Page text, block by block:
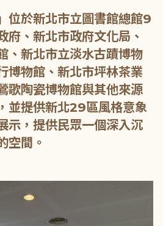
位於新北市立圖書館總館9
府、新北市政府文化局、
、新北市立淡水古蹟博物
博物館、新北市坪林茶業
歌陶瓷博物館與其他來源
並提供新北29區風格意象
示，提供民眾一個深入沉
空間。